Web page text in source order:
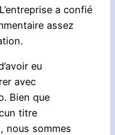
a confié
assez
eu
avec
Bien que
titre
nous sommes